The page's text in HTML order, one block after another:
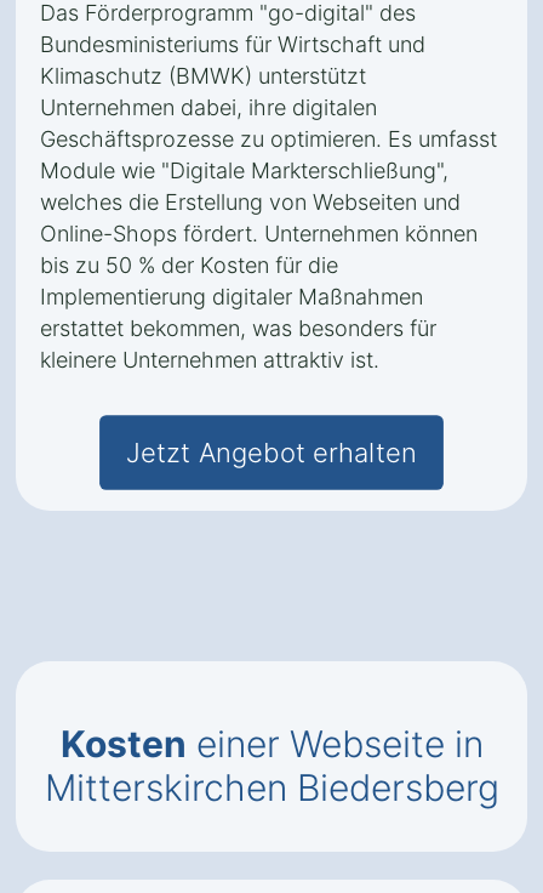
Das Förderprogramm "go-digital" des
Bundesministeriums für Wirtschaft und
Klimaschutz (BMWK) unterstützt
Unternehmen dabei, ihre digitalen
Geschäftsprozesse zu optimieren. Es umfasst
Module wie "Digitale Markterschließung",
welches die Erstellung von Webseiten und
Online-Shops fördert. Unternehmen können
bis zu 50 % der Kosten für die
Implementierung digitaler Maßnahmen
erstattet bekommen, was besonders für
kleinere Unternehmen attraktiv ist.
Jetzt Angebot erhalten
Kosten einer Webseite in
Mitterskirchen Biedersberg